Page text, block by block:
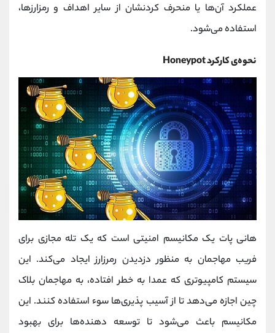
عملکرد آن‌ها یا منحرف کردنشان از سایر اهداف و رمزارزها،
استفاده می‌شود.
نحوه‌ی کارکرد Honeypot
هانی پات یک مکانیسم امنیتی است که یک تله مجازی برای
فریب مهاجمان به منظور دزدیدن رمرزارز ایجاد می‌کند. این
سیستم کامپیوتری که عمدا به خطر افتاده، به مهاجمان بلاک
چین اجازه می‌دهد تا از آسیب پذیری‌ها سوء استفاده کنند. این
مکانیسم باعث می‌شود تا توسعه دهنده‌ها برای بهبود